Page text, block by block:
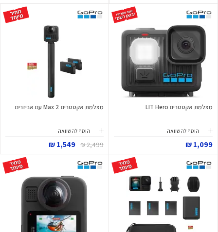
מצלמת אקסטרים LIT Hero
הוסף להשוואה
1,099 ₪
מצלמת אקסטרים Max 2 עם אביזרים
הוסף להשוואה
2,499 ₪
1,549 ₪